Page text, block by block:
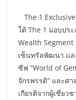
The 1
ใต้ The 1 มอบปร
Wealth Segment
เซ็นทรัลพัฒนา แล
ซีฟ “World of
จักรพรรดิ” และศ
เกียรติจากผู้เชี่ย